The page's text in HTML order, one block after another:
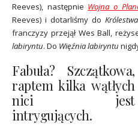
Reeves), następnie Wojna o
Reeves) i dotarliśmy do
franczyzy przejął Wes Ball,
labiryntu. Do Więźnia labiryntu
Fabuła? Szczątkowa,
raptem kilka wątłych
nici jest
intrygujących.